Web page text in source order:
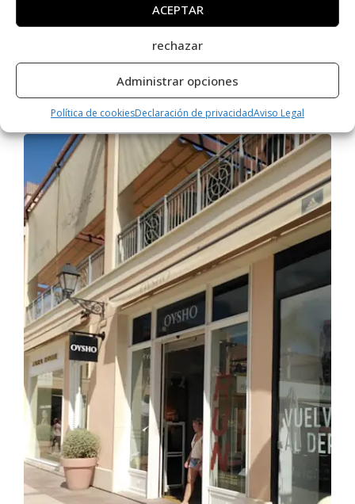
ACEPTAR
rechazar
Administrar opciones
Política de cookiesDeclaración de privacidadAviso Legal
Pull & Bear